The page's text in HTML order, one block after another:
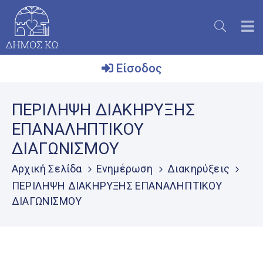
Δήμος
Το
Νησί
Ενημέρωση
Επικοινωνία
Είσοδος
ΠΕΡΙΛΗΨΗ ΔΙΑΚΗΡΥΞΗΣ
ΕΠΑΝΑΛΗΠΤΙΚΟΥ
ΔΙΑΓΩΝΙΣΜΟΥ
Αρχική Σελίδα Ενημέρωση
Διακηρύξεις
ΠΕΡΙΛΗΨΗ ΔΙΑΚΗΡΥΞΗΣ ΕΠΑΝΑΛΗΠΤΙΚΟΥ
ΔΙΑΓΩΝΙΣΜΟΥ